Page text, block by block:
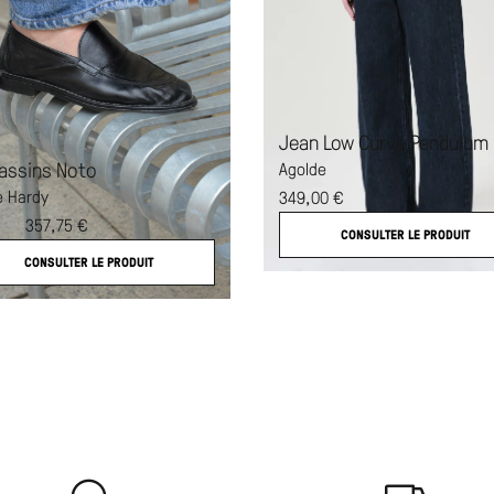
Noto
Hardy
€ 357,75€
CONSULTER LE PRODUIT
Jean Low Curve Pendulum
Agolde
349,00€
CONSULTER LE PRODUIT